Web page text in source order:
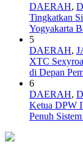
DAERAH,
Tingkatkan
Yogyakarta
5
DAERAH,
XTC
di Depan
6
DAERAH,
Ketua DPW
Penuh